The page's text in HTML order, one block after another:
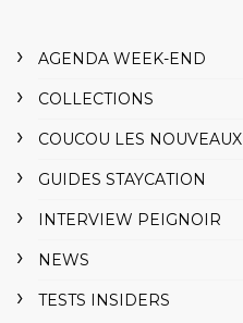
AGENDA WEEK-END
COLLECTIONS
COUCOU LES NOUVEAUX
GUIDES STAYCATION
INTERVIEW PEIGNOIR
NEWS
TESTS INSIDERS